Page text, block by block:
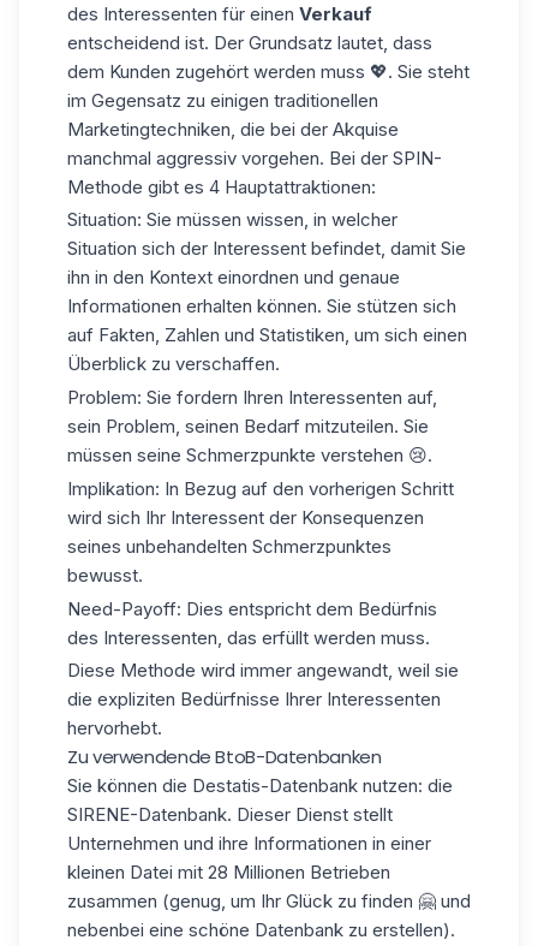
des Interessenten für einen Verkauf
entscheidend ist. Der Grundsatz lautet, dass
dem Kunden zugehört werden muss 💖. Sie steht
im Gegensatz zu einigen traditionellen
Marketingtechniken, die bei der Akquise
manchmal aggressiv vorgehen. Bei der SPIN-
Methode gibt es 4 Hauptattraktionen:
Situation: Sie müssen wissen, in welcher
Situation sich der Interessent befindet, damit Sie
ihn in den Kontext einordnen und genaue
Informationen erhalten können. Sie stützen sich
auf Fakten, Zahlen und Statistiken, um sich einen
Überblick zu verschaffen.
Problem: Sie fordern Ihren Interessenten auf,
sein Problem, seinen Bedarf mitzuteilen. Sie
müssen seine Schmerzpunkte verstehen 😢.
Implikation: In Bezug auf den vorherigen Schritt
wird sich Ihr Interessent der Konsequenzen
seines unbehandelten Schmerzpunktes
bewusst.
Need-Payoff: Dies entspricht dem Bedürfnis
des Interessenten, das erfüllt werden muss.
Diese Methode wird immer angewandt, weil sie
die expliziten Bedürfnisse Ihrer Interessenten
hervorhebt.
Zu verwendende BtoB-Datenbanken
Sie können die Destatis-Datenbank nutzen: die
SIRENE-Datenbank. Dieser Dienst stellt
Unternehmen und ihre Informationen in einer
kleinen Datei mit 28 Millionen Betrieben
zusammen (genug, um Ihr Glück zu finden 🤗 und
nebenbei eine schöne Datenbank zu erstellen).